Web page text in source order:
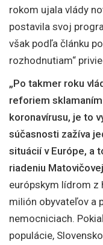
rokom ujala vlády
postavila svoj
však podľa článku
rozhodnutiam“
„Po takmer roku
reforiem
koronavírusu, je to
súčasnosti zažíva
situácií v Európe, a
riadeniu
európskym lídrom z
milión obyvateľov a
nemocniciach.
populácie,